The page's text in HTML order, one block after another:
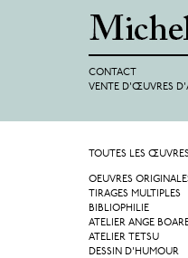
CONTACT
VENTE D'ŒUVRES
TOUTES LES
OEUVRES
TIRAGES MULTIPLES
BIBLIOPHILIE
ATELIER ANGE
ATELIER TETSU
DESSIN D'HUMOUR